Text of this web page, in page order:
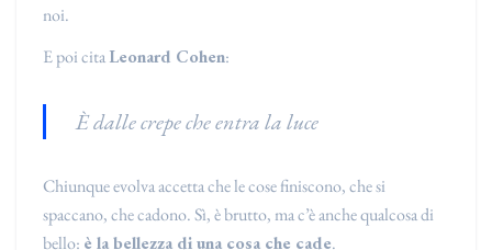
noi.
E poi citaLeonard Cohen:
È dalle crepe che entra la luce
Chiunque evolva accetta che le cose finiscono, che si
spaccano, che cadono. Sì, è brutto, ma c’è anche qualcosa di
bello: è la bellezza di una cosa che cade.